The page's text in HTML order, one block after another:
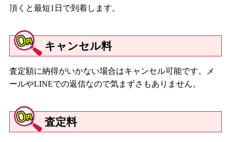
頂くと最短1日で到着します。
キャンセル料
査定額に納得がいかない場合はキャンセル可能です。メ
ールやLINEでの返信なので気まずさもありません。
査定料